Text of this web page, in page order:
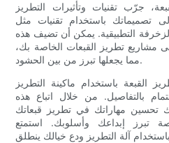
جرّب تقنيات وتأثيرات التطريز
تصميماتك باستخدام تقنيات مثل
الزخرفة التطبيقية. يمكن أن تضيف هذه
مشاريع تطريز القبعات الخاصة بك،
مما يجعلها تبرز من بين الحشود.
القبعة باستخدام ماكينة التطريز
بالتفاصيل. من خلال اتباع هذه
تحسين مهاراتك في تطريز قبعاتك
تبرز إبداعك وأسلوبك. استمتع